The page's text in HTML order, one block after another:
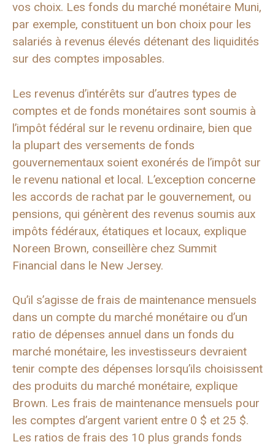
vos choix. Les fonds du marché monétaire Muni,
par exemple, constituent un bon choix pour les
salariés à revenus élevés détenant des liquidités
sur des comptes imposables.
Les revenus d’intérêts sur d’autres types de
comptes et de fonds monétaires sont soumis à
l’impôt fédéral sur le revenu ordinaire, bien que
la plupart des versements de fonds
gouvernementaux soient exonérés de l’impôt sur
le revenu national et local. L’exception concerne
les accords de rachat par le gouvernement, ou
pensions, qui génèrent des revenus soumis aux
impôts fédéraux, étatiques et locaux, explique
Noreen Brown, conseillère chez Summit
Financial dans le New Jersey.
Qu’il s’agisse de frais de maintenance mensuels
dans un compte du marché monétaire ou d’un
ratio de dépenses annuel dans un fonds du
marché monétaire, les investisseurs devraient
tenir compte des dépenses lorsqu’ils choisissent
des produits du marché monétaire, explique
Brown. Les frais de maintenance mensuels pour
les comptes d’argent varient entre 0 $ et 25 $.
Les ratios de frais des 10 plus grands fonds